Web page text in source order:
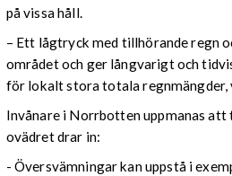
på vissa håll.
– Ett lågtryck med tillhörande regn
området och ger långvarigt och
för lokalt stora totala regnmängder,
Invånare i Norrbotten uppmanas att
ovädret drar in:
- Översvämningar kan uppstå i